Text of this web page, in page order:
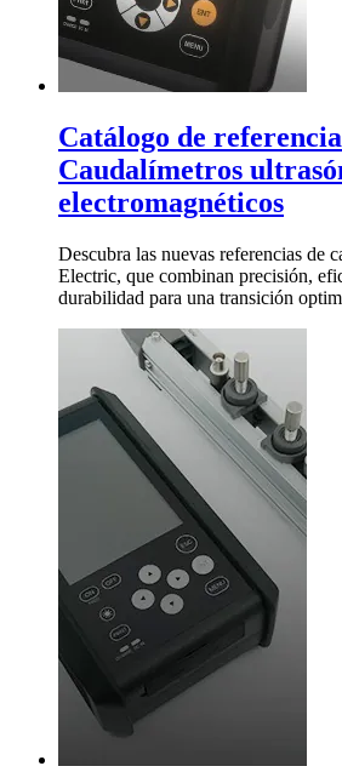
Catálogo de
Caudalímetros
electromagnéticos
Descubra las nuevas referencias de
Electric, que combinan precisión,
durabilidad para una transición